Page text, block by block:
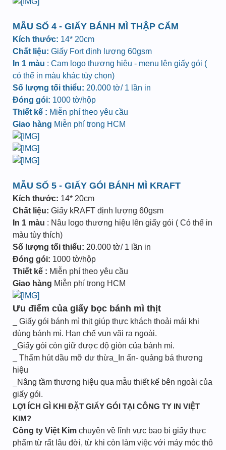
MẪU SỐ 4 - GIẤY BÁNH MÌ THẬP CẨM
Kích thước: 14* 20cm
Chất liệu: Giấy Fort định lượng 60gsm
In 1 màu : Cam logo thương hiệu - menu lên giấy gói (
có thể in màu khác tùy chọn)
Số lượng tối thiểu: 20.000 tờ/ 1 lần in
Đóng gói: 1000 tờ/hộp
Thiết kế : Miễn phí theo yêu cầu
Giao hàng Miễn phí trong HCM
MẪU SỐ 5 - GIẤY GÓI BÁNH MÌ KRAFT
Kích thước: 14* 20cm
Chất liệu: Giấy kRAFT định lượng 60gsm
In 1 màu : Nâu logo thương hiệu lên giấy gói ( Có thể in
màu tùy thích)
Số lượng tối thiểu: 20.000 tờ/ 1 lần in
Đóng gói: 1000 tờ/hộp
Thiết kế : Miễn phí theo yêu cầu
Giao hàng Miễn phí trong HCM
Ưu điểm của giấy bọc bánh mì thịt
_ Giấy gói bánh mì thịt giúp thực khách thoải mái khi
dùng bánh mì. Hạn chế vun vãi ra ngoài.
_Giấy gói còn giữ được độ giòn của bánh mì.
_ Thấm hút dầu mỡ dư thừa_In ấn- quảng bá thương
hiệu
_Nâng tầm thương hiệu qua mẫu thiết kế bên ngoài của
giấy gói.
LỢI ÍCH GÌ KHI ĐẶT GIẤY GÓI TẠI CÔNG TY IN VIỆT
KIM?
Công ty Việt Kim chuyên về lĩnh vực bao bì giấy thực
phẩm từ rất lâu đời, từ khi còn làm việc với máy móc thô